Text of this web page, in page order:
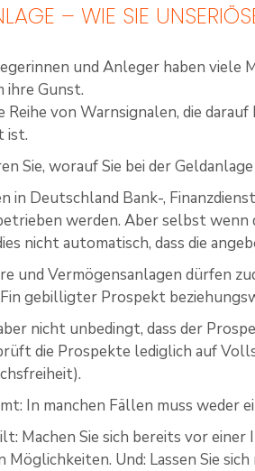
– WIE SIE
und Anleger haben viele
ihre Gunst.
Reihe von Warnsignalen, die
ist.
Sie, worauf Sie bei der
in Deutschland Bank-,
werden. Aber selbst
nicht automatisch, dass die
und Vermögensanlagen dürfen
gebilligter Prospekt
nicht unbedingt, dass der
die Prospekte lediglich auf
In manchen Fällen muss
Machen Sie sich bereits vor
Möglichkeiten. Und: Lassen Sie